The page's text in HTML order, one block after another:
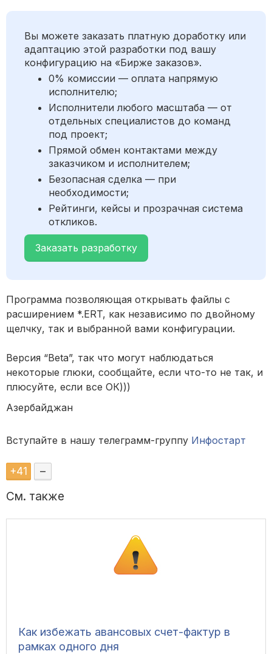
Вы можете заказать платную доработку или
адаптацию этой разработки под вашу
конфигурацию на «Бирже заказов».
0% комиссии — оплата напрямую
исполнителю;
Исполнители любого масштаба — от
отдельных специалистов до команд
под проект;
Прямой обмен контактами между
заказчиком и исполнителем;
Безопасная сделка — при
необходимости;
Рейтинги, кейсы и прозрачная система
откликов.
Заказать разработку
Программа позволяющая открывать файлы с
расширением *.ERT, как независимо по двойному
щелчку, так и выбранной вами конфигурации.
Версия “Beta”, так что могут наблюдаться
некоторые глюки, сообщайте, если что-то не так, и
плюсуйте, если все ОК)))
Азербайджан
Вступайте в нашу телеграмм-группу Инфостарт
+41 –
См. также
Как избежать авансовых счет-фактур в
рамках одного дня